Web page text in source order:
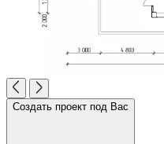
Создать проект под Вас